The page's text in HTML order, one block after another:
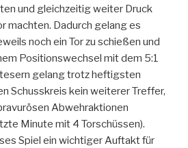
und gleichzeitig weiter Druck
machten. Dadurch gelang es
noch ein Tor zu schießen und
Positionswechsel mit dem 5:1
gelang trotz heftigsten
Schusskreis kein weiterer Treffer,
Abwehraktionen
Minute mit 4 Torschüssen).
Spiel ein wichtiger Auftakt für